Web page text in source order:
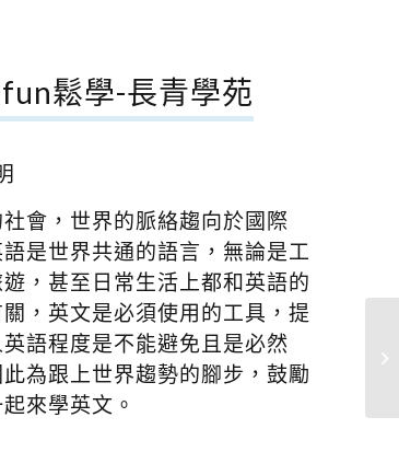
鬆學-長青學苑
會，世界的脈絡趨向於國際
是世界共通的語言，無論是工
，甚至日常生活上都和英語的
，英文是必須使用的工具，提
語程度是不能避免且是必然
為跟上世界趨勢的腳步，鼓勵
來學英文。